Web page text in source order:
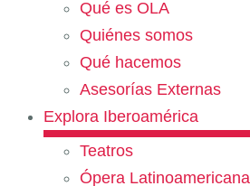
Qué es OLA
Quiénes somos
Qué hacemos
Asesorías Externas
Explora Iberoamérica
Teatros
Ópera Latinoamericana